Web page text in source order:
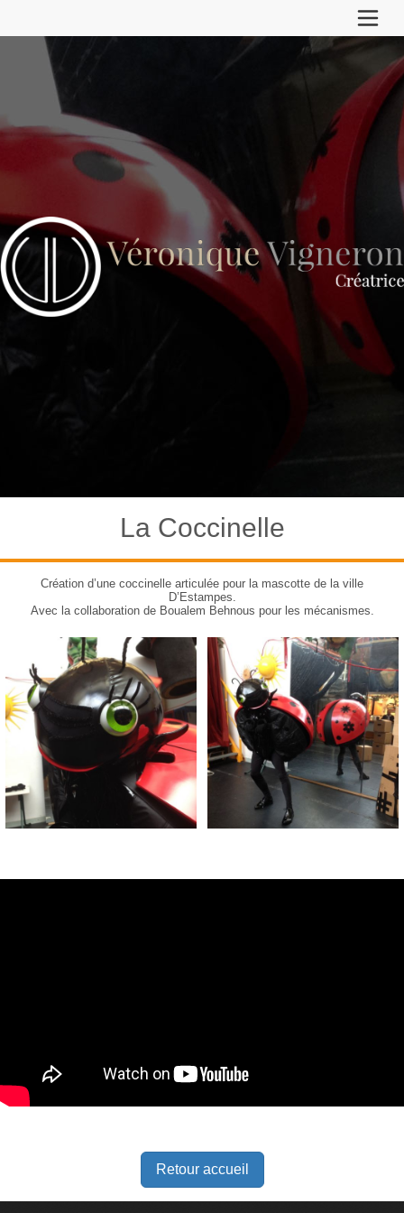
La Coccinelle
Création d’une coccinelle articulée pour la mascotte de la ville
D’Estampes.
Avec la collaboration de Boualem Behnous pour les mécanismes.
Retour accueil